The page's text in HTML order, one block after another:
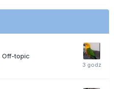
Off-topic